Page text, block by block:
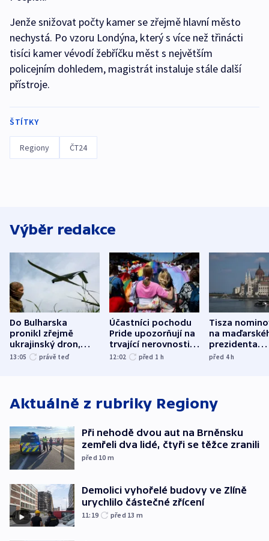
Jenže snižovat počty kamer se zřejmě hlavní město
nechystá. Po vzoru Londýna, který s více než třinácti
tisíci kamer vévodí žebříčku měst s největším
policejním dohledem, magistrát instaluje stále další
přístroje.
ŠTÍTKY
Regiony ČT24
Výběr redakce
Do Bulharska
pronikl zřejmě
ukrajinský dron,
explodoval kilometr
13:05 právě teď
Účastníci pochodu
Pride upozorňují na
trvající nerovnosti i
společenskou
12:02 před 1 h
Tisza
na
prezidenta
bývalého
před 4h
Aktuálně z rubriky Regiony
Při nehodě dvou aut na Brněnsku
zemřeli dva lidé, čtyři se těžce zranili
před 10 m
Demolici vyhořelé budovy ve Zlíně
urychlilo částečné zřícení
11:19 před 13 m